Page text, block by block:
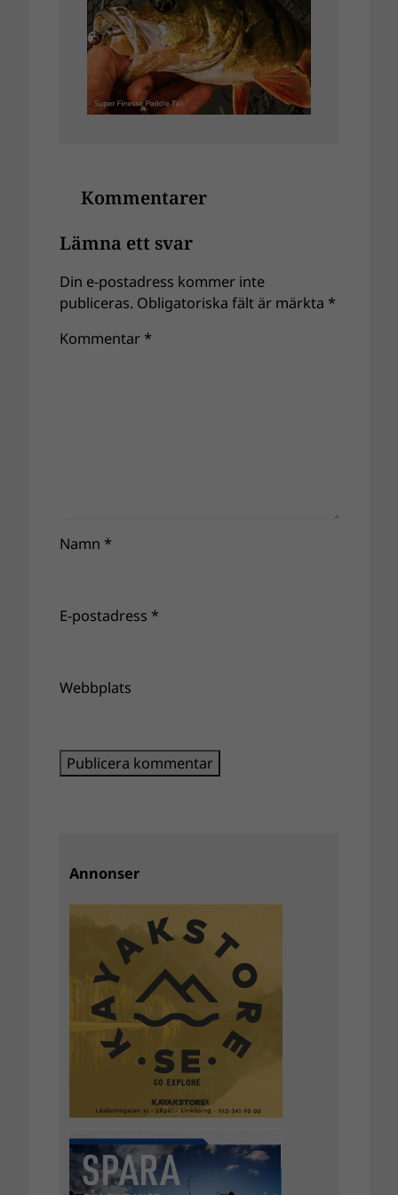
Kommentarer
Lämna ett svar
Din e-postadress kommer inte
publiceras. Obligatoriska fält är märkta *
Kommentar *
Namn *
E-postadress *
Webbplats
Annonser